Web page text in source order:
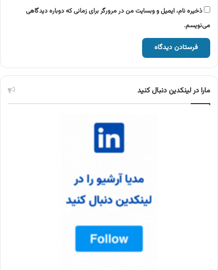
ذخیره نام، ایمیل و وبسایت من در مرورگر برای زمانی که دوباره دیدگاهی
می‌نویسم.
مارا در لینکدین دنبال کنید